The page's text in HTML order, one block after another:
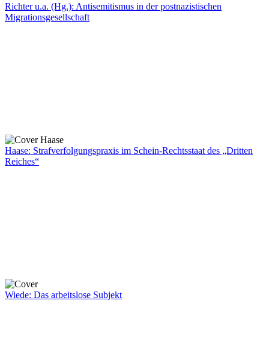
Richter u.a. (Hg.): Antisemitismus in der postnazistischen
Migrationsgesellschaft
Haase: Strafverfolgungspraxis im Schein-Rechtsstaat des „Dritten
Reiches“
Wiede: Das arbeitslose Subjekt